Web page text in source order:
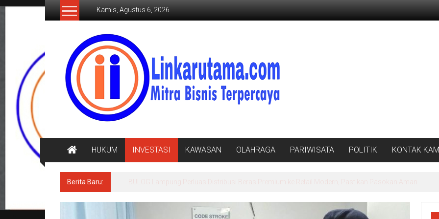
Lompat
Kamis, Agustus 6, 2026
LINKARUTAMA.COM
Mitra
Bisnis
Terpercaya
HUKUM INVESTASI KAWASAN OLAHRAGA PARIWISATA POLITIK KONTAK
Berita Baru: